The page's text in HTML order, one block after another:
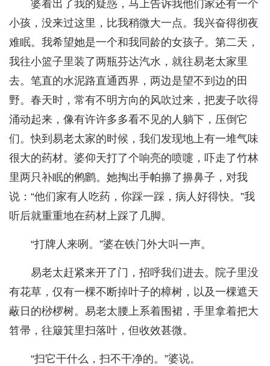
婆看出了我的疑惑，马上告诉我他们家还有一个
小孩，没来过这里，比我稍微大一点。我兴奋得彻夜
难眠。我希望她是一个和我同龄的女孩子。第二天，
我往小篮子里装了两瓶芬达汽水，就往易老太家里
去。笔直的水泥路直通西界，两边是望不到边的田
野。春天时，常有不明方向的风吹过来，把麦子吹得
涌动起来，像有许许多多看不见的人躺下，压倒它
们。快到易老太家的时候，我们发现地上有一堆气味
很大的药材。婆仰天打了个响亮的喷嚏，吓走了竹林
里两只补眠的鸺鹠。她掏出手帕擤了擤鼻子，对我
说：“他们家有人吃药，你踩一踩，病人好得快。”我
听后就重重地在药材上踩了几脚。
“打牌人来咧。”婆在铁门外大叫一声。
易老太赶紧来开了门，招呼我们进去。院子里没
有花草，仅有一棵不断掉叶子的樟树，以及一棵遮天
蔽日的桫椤树。易老太腰上系着围裙，手里拿着把大
笤帚，往簸箕里扫落叶，但收效甚微。
“扫它干什么，扫不干净的。”婆说。